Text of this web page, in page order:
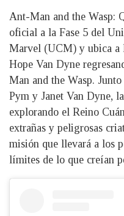
Ant-Man and the Wasp:
oficial a la Fase 5 del
Marvel (UCM) y ubica a
Hope Van Dyne
Man and the Wasp.
Pym y Janet Van Dyne,
explorando el Reino
extrañas y peligrosas
misión que llevará a los
límites de lo que creían